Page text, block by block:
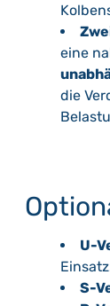
eine
die
U-
S-